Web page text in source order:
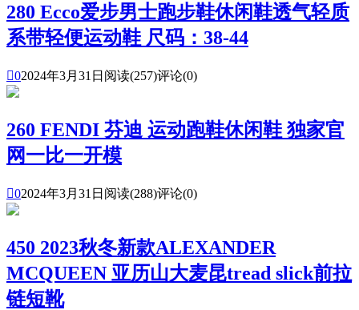
280 Ecco爱步男士跑步鞋休闲鞋透气轻质
系带轻便运动鞋 尺码：38-44
02024年3月31日 阅读(257)评论(0)
260 FENDI 芬迪 运动跑鞋休闲鞋 独家官
网一比一开模
02024年3月31日 阅读(288)评论(0)
450 2023秋冬新款ALEXANDER
MCQUEEN 亚历山大麦昆tread slick前拉
链短靴